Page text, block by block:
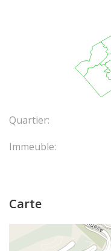
Quartier:
Immeuble:
Carte